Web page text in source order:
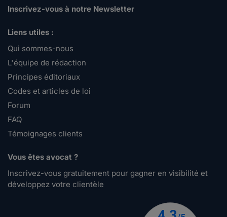
Inscrivez-vous à notre Newsletter
Liens utiles :
Qui sommes-nous
L'équipe de rédaction
Principes éditoriaux
Codes et articles de loi
Forum
FAQ
Témoignages clients
Vous êtes avocat ?
Inscrivez-vous gratuitement pour gagner en visibilité et
développez votre clientèle